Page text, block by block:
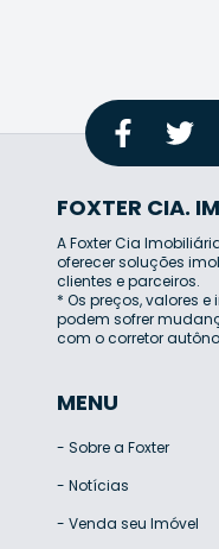
FOXTER CIA.
A Foxter Cia
oferecer soluções
clientes e parceiros.
* Os preços, valores
podem sofrer
com o corretor
MENU
- Sobre a Foxter
- Notícias
- Venda seu Imóvel